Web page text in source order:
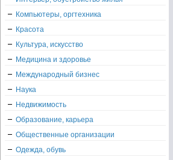
Компьютеры, оргтехника
Красота
Культура, искусство
Медицина и здоровье
Международный бизнес
Наука
Недвижимость
Образование, карьера
Общественные организации
Одежда, обувь